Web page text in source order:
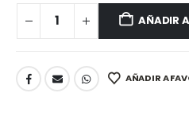
AÑADIR
AÑADIR A